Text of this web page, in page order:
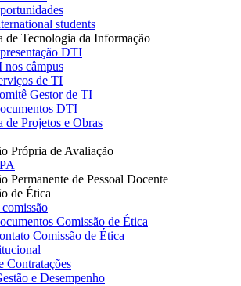
students
de Tecnologia da Informação
DTI
nos câmpus
de TI
Gestor de TI
DTI
de Projetos e Obras
Própria de Avaliação
Permanente de Pessoal Docente
de Ética
Comissão de Ética
Comissão de Ética
Contratações
e Desempenho